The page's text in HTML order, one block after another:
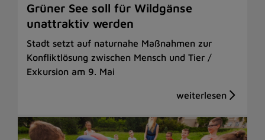
Grüner See soll für Wildgänse
unattraktiv werden
Stadt setzt auf naturnahe Maßnahmen zur
Konfliktlösung zwischen Mensch und Tier /
Exkursion am 9. Mai